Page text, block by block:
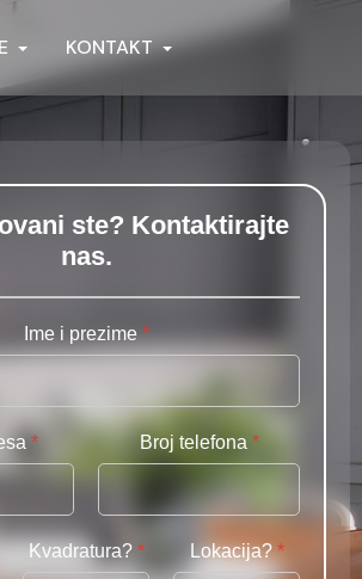
KONTAKT
ste? Kontaktirajte
nas.
Ime i prezime *
* Broj telefona *
Kvadratura? * Lokacija?*